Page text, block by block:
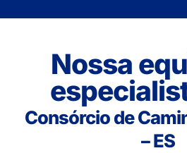
Nossa
Consórcio de
– ES